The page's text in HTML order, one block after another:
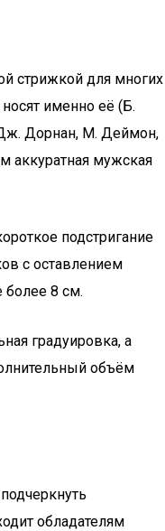
стрижкой для многих
именно её (Б.
Дорнан, М. Деймон,
аккуратная мужская
подстригание
с оставлением
более 8 см.
градуировка, а
объём
обладателям